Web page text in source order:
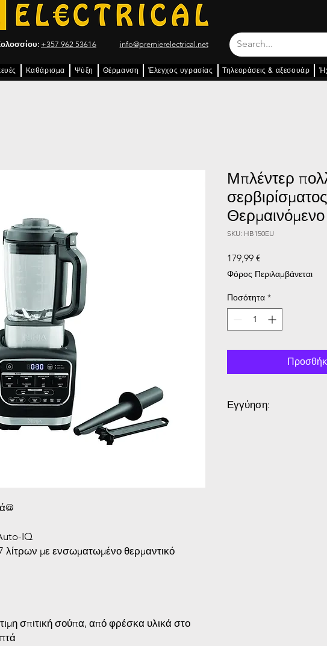
+357 962 53616 info@premierelectrical.net
Καθάρισμα Ψύξη Θέρμανση Έλεγχος υγρασίας Τηλεοράσεις & αξεσουάρ
IQ
λίτρων με ενσωματωμένο θερμαντικό
σπιτική σούπα, από φρέσκα υλικά στο
Μπλέντερ
Θερμαινόμενο
SKU: HB150EU
179,99 €
Φόρος Περιλαμβάνεται
Ποσότητα *
Εγγύηση: